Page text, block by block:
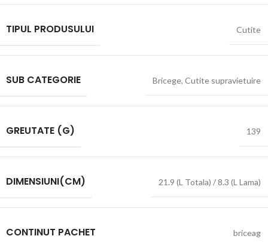
TIPUL PRODUSULUI Cutite
SUB CATEGORIE Bricege, Cutite supravietuire
GREUTATE (G) 139
DIMENSIUNI(CM) 21.9 (L Totala) / 8.3 (L Lama)
CONTINUT PACHET briceag